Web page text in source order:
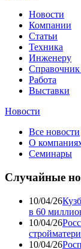
Новости
Компании
Статьи
Техника
Инженеру
Работа
Выставки
Новости
Все новости
О
Семинары
Случайные
10/04/26
в 60
10/04/26
10/04/26